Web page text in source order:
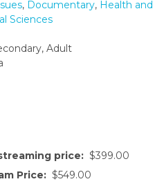
, Documentary, Health and
Sciences
Adult
price: $399.00
Price: $549.00